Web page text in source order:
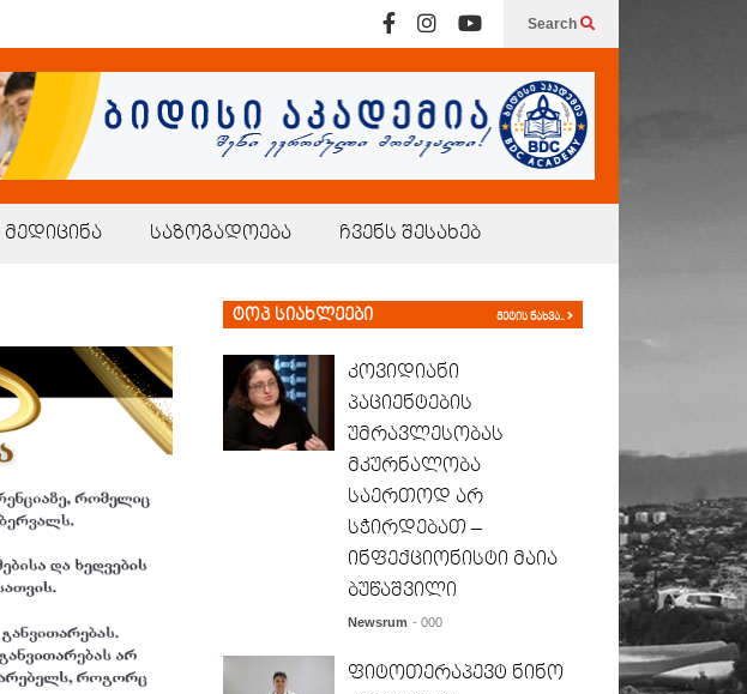
Search
მედიცინა საზოგადოება ჩვენს შესახებ
ტოპ სიახლეები მეტის ნახვა..
კოვიდიანი
პაციენტების
უმრავლესობას
მკურნალობა
საერთოდ არ
სჭირდებათ –
ინფექციონისტი მაია
ბუწაშვილი
Newsrum - 000
ფიტოთერაპევტ ნინო